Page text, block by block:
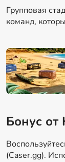
Групповая
команд,
Бонус от
(Caser.gg).